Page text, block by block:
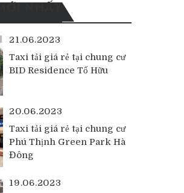
NHẤT
21.06.2023
Taxi tải giá rẻ tại chung cư
BID Residence Tố Hữu
20.06.2023
Taxi tải giá rẻ tại chung cư
Phú Thịnh Green Park Hà
Đông
19.06.2023